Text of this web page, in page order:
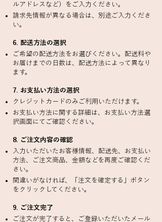
ルアドレスなど）をご入力ください。
請求先情報が異なる場合は、別途ご入力くださ
い。
6. 配送方法の選択
ご希望の配送方法をお選びください。配送料や
お届けまでの日数は、配送方法によって異なり
ます。
7. お支払い方法の選択
クレジットカードのみご利用いただけます。
お支払い方法に関する詳細は、お支払い方法選
択画面にてご確認ください。
8. ご注文内容の確認
入力いただいたお客様情報、配送先、お支払い
方法、ご注文商品、金額などを再度ご確認くだ
さい。
間違いがなければ、「注文を確定する」ボタン
をクリックしてください。
9. ご注文完了
ご注文が完了すると、ご登録いただいたメール